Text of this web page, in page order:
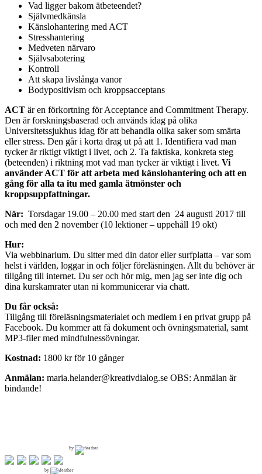
Vad ligger bakom ätbeteendet?
Självmedkänsla
Känslohantering med ACT
Stresshantering
Medveten närvaro
Självsabotering
Kontroll
Att skapa livslånga vanor
Bodypositivism och kroppsacceptans
ACT är en förkortning för Acceptance and Commitment ­Therapy.
Den är forskningsbaserad och används idag på olika
Universitetssjukhus idag för att behandla olika saker som smärta
eller stress. Den går i korta drag ut på att 1. Identifiera vad man
tycker är riktigt viktigt i livet, och 2. Ta faktiska, konkreta steg
(beteenden) i riktning mot vad man tycker är viktigt i livet. Vi
använder ACT för att arbeta med känslohantering och att en
gång för alla ta itu med gamla ätmönster och
kroppsuppfattningar.
När: Torsdagar 19.00 – 20.00 med start den 24 augusti 2017 till
och med den 2 november (10 lektioner – uppehåll 19 okt)
Hur:
Via webbinarium. Du sitter med din dator eller surfplatta – var som
helst i världen, loggar in och följer föreläsningen. Allt du behöver är
tillgång till internet. Du ser och hör mig, men jag ser inte dig och
dina kurskamrater utan ni kommunicerar via chatt.
Du får också:
Tillgång till föreläsningsmaterialet och medlem i en privat grupp på
Facebook. Du kommer att få dokument och övningsmaterial, samt
MP3-filer med mindfulnessövningar.
Kostnad: 1800 kr för 10 gånger
Anmälan: maria.helander@kreativdialog.se OBS: Anmälan är
bindande!
by
by